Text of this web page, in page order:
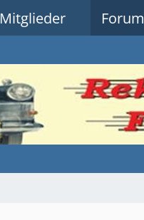
Mitglieder Forum